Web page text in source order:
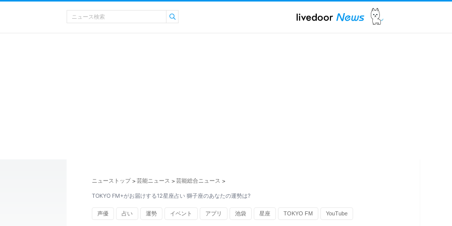
ニューストップ > 芸能ニュース > 芸能総合ニュース >
TOKYO FM+がお届けする12星座占い 獅子座のあなたの運勢は?
声優 占い 運勢 イベント アプリ 池袋 星座 TOKYO FM YouTube